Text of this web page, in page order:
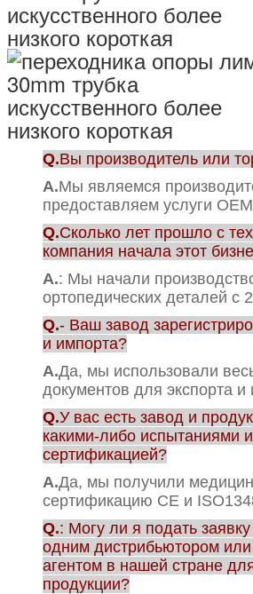
Q.Вы производитель или
А.Мы являемся
предоставляем услуги
Q.Сколько лет прошло с
компания начала этот
А.: Мы начали
ортопедических деталей с
Q.- Ваш завод
и импорта?
А.Да, мы использовали
документов для экспорта и
Q.У вас есть завод и
какими-либо испытаниями
сертификацией?
А.Да, мы получили
сертификацию CE и
Q.: Могу ли я подать
одним дистрибьютором
агентом в нашей стране
продукции?